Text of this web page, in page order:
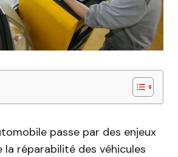
passe par des enjeux
la réparabilité des véhicules